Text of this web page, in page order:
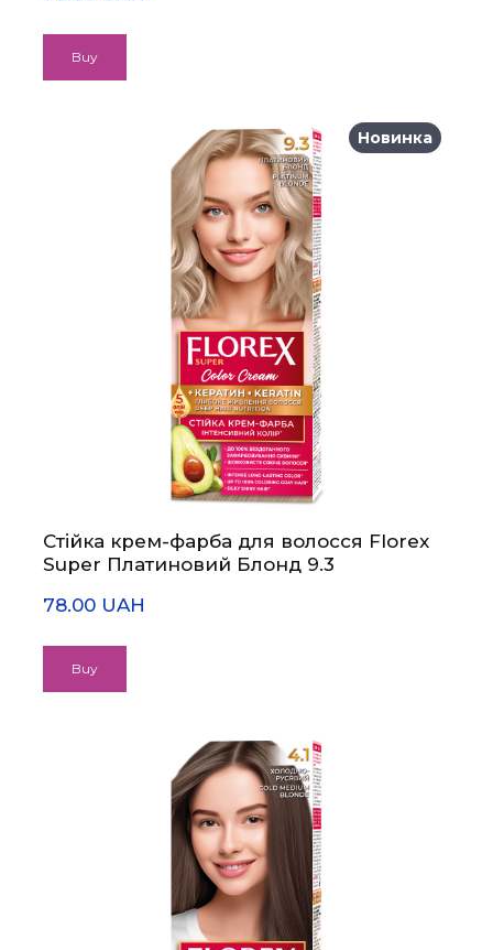
Buy
Новинка
Стійка крем-фарба для волосся Florex
Super Платиновий Блонд 9.3
78.00 UAH
Buy